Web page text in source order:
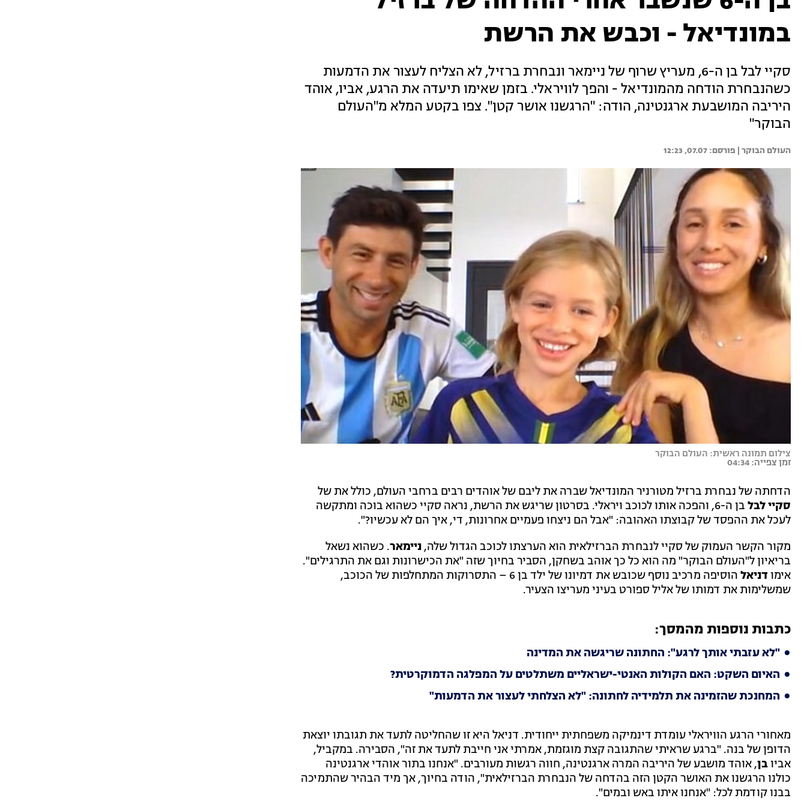
במונדיאל - וכבש את הרשת
סקיי לבל בן ה-6, מעריץ שרוף של ניימאר ונבחרת ברזיל, לא הצליח לעצור את הדמעות
כשהנבחרת הודחה מהמונדיאל - והפך לוויראלי. בזמן שאימו תיעדה את הרגע, אביו, אוהד
היריבה המושבעת ארגנטינה, הודה: "הרגשנו אושר קטן". צפו בקטע המלא מ"העולם
הבוקר"
העולם הבוקר | 07.07, 12:23
צילום תמונה ראשית: העולם הבוקר
זמן צפייה: 04:34
הדחתה של נבחרת ברזיל מטורניר המונדיאל שברה את ליבם של אוהדים רבים ברחבי העולם, כולל את של
סקיי לבל
בן ה-6, והפכה אותו לכוכב ויראלי. בסרטון שריגש את הרשת, נראה סקיי כשהוא בוכה ומתקשה
לעכל את ההפסד של קבוצתו האהובה: "אבל הם ניצחו פעמיים אחרונות, די, איך הם לא עכשיו?".
מקור הקשר העמוק של סקיי לנבחרת הברזילאית הוא הערצתו לכוכב הגדול שלה,ניימאר. כשהוא נשאל
בריאיון ל"העולם הבוקר" מה הוא כל כך אוהב בשחקן, הסביר בחיוך שזה "את הכישרונות וגם את התרגילים".
אימודניאל
הוסיפה מרכיב נוסף שכובש את דמיונו של ילד בן 6 – התסרוקות המתחלפות של הכוכב,
שמשלימות את דמותו של אליל ספורט בעיני מעריצו הצעיר.
כתבות נוספות מהמסך:
"לא עזבתי אותך לרגע": החתונה שריגשה את המדינה
האיום השקט: האם הקולות האנטי-ישראליים משתלטים על המפלגה הדמוקרטית?
המחנכת שהזמינה את תלמידיה לחתונה: "לא הצלחתי לעצור את הדמעות"
מאחורי הרגע הוויראלי עומדת דינמיקה משפחתית ייחודית. דניאל היא זו שהחליטה לתעד את תגובתו יוצאת
הדופן של בנה. "ברגע שראיתי שהתגובה קצת מוגזמת, אמרתי אני חייבת לתעד את זה", הסבירה. במקביל,
אביובן, אוהד מושבע של היריבה המרה ארגנטינה, חווה רגשות מעורבים. "אנחנו בתור אוהדי ארגנטינה
כולנו הרגשנו את האושר הקטן הזה בהדחה של הנבחרת הברזילאית", הודה בחיוך, אך מיד הבהיר שהתמיכה
בבנו קודמת לכל: "אנחנו איתו באש ובמים".